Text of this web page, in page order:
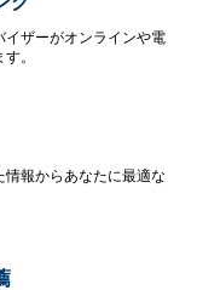
ザーがオンラインや電
。
報からあなたに最適な